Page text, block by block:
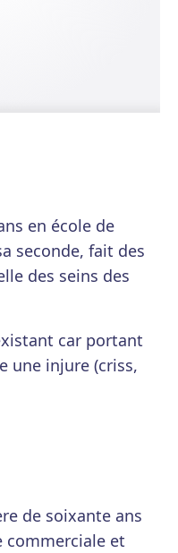
en école de
seconde, fait des
des seins des
car portant
une injure (criss,
de soixante ans
commerciale et